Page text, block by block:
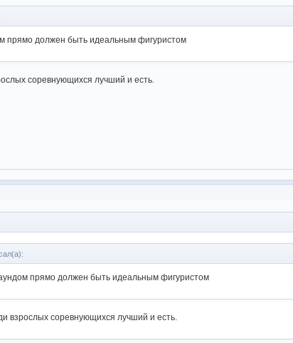
прямо должен быть идеальным фигуристом
соревнующихся лучший и есть.
прямо должен быть идеальным фигуристом
взрослых соревнующихся лучший и есть.